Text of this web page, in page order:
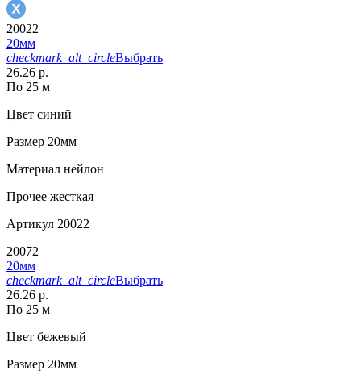
20022
20мм
checkmark_alt_circleВыбрать
26.26 р.
По 25 м
Цвет синий
Размер 20мм
Материал нейлон
Прочее жесткая
Артикул 20022
20072
20мм
checkmark_alt_circleВыбрать
26.26 р.
По 25 м
Цвет бежевый
Размер 20мм